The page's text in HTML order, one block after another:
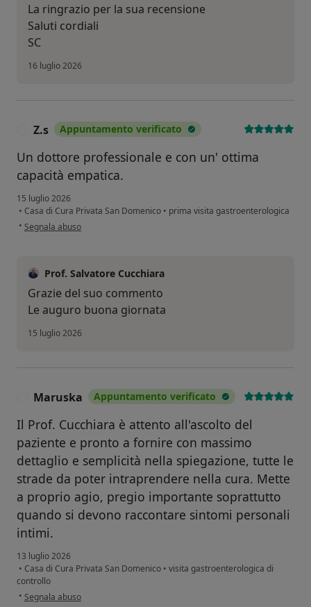
La ringrazio per la sua recensione
Saluti cordiali
SC
16 luglio 2026
Z.s Appuntamento verificato
Un dottore professionale e con un' ottima
capacità empatica.
15 luglio 2026
• Casa di Cura Privata San Domenico • prima visita gastroenterologica
• secondo l'opinione dell'utente Z.s
Segnala abuso
Prof. Salvatore Cucchiara
Grazie del suo commento
Le auguro buona giornata
15 luglio 2026
Maruska Appuntamento verificato
Il Prof. Cucchiara è attento all'ascolto del
paziente e pronto a fornire con massimo
dettaglio e semplicità nella spiegazione, tutte le
strade da poter intraprendere nella cura. Mette
a proprio agio, pregio importante soprattutto
quando si devono raccontare sintomi personali
intimi.
13 luglio 2026
• Casa di Cura Privata San Domenico • visita gastroenterologica di
controllo
• secondo l'opinione dell'utente Maruska
Segnala abuso